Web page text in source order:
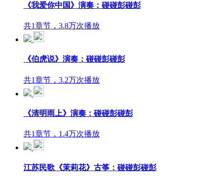
《我爱你中国》演奏：碰碰彭碰彭
共1章节，3.8万次播放
《伯虎说》演奏：碰碰彭碰彭
共1章节，3.2万次播放
《清明雨上》演奏：碰碰彭碰彭
共1章节，1.4万次播放
江苏民歌《茉莉花》古筝：碰碰彭碰彭